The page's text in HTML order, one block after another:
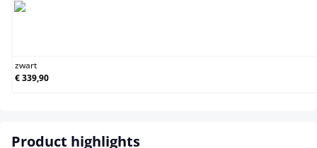
zwart
€ 339,90
Product highlights